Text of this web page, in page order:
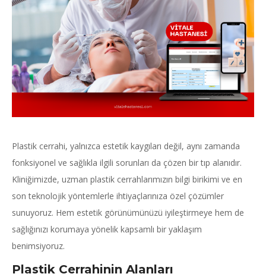
Plastik cerrahi, yalnızca estetik kaygıları değil, aynı zamanda
fonksiyonel ve sağlıkla ilgili sorunları da çözen bir tıp alanıdır.
Kliniğimizde, uzman plastik cerrahlarımızın bilgi birikimi ve en
son teknolojik yöntemlerle ihtiyaçlarınıza özel çözümler
sunuyoruz. Hem estetik görünümünüzü iyileştirmeye hem de
sağlığınızı korumaya yönelik kapsamlı bir yaklaşım
benimsiyoruz.
Plastik Cerrahinin Alanları